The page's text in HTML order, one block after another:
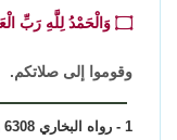
۝ وَالْحَمْدُ لِلَّهِ رَبِّ الْعَالَمِينَ
وقوموا إلى صلاتكم.
1 - رواه البخاري 6308 ومسلم 2747 واللفظ لمسلم